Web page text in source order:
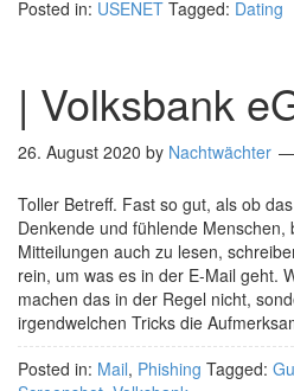
Posted in: USENET Tagged: Dating
| Volksbank
26. August 2020 by Nachtwächter
Toller Betreff. Fast so gut, als ob
Denkende und fühlende
Mitteilungen auch zu lesen,
rein, um was es in der E-Mail geht.
machen das in der Regel nicht,
irgendwelchen Tricks die
Posted in: Mail, Phishing Tagged: